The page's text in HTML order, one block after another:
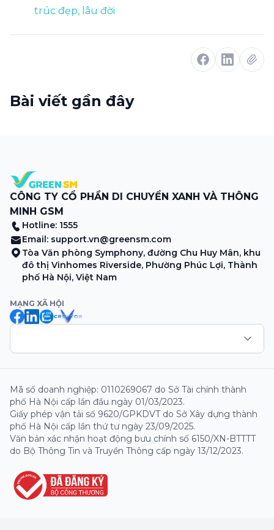
trúc đẹp, lâu đời
Bài viết gần đây
CÔNG TY CỔ PHẦN DI CHUYỂN XANH VÀ THÔNG
MINH GSM
Hotline: 1555
Email: support.vn@greensm.com
Tòa Văn phòng Symphony, đường Chu Huy Mân, khu
đô thị Vinhomes Riverside, Phường Phúc Lợi, Thành
phố Hà Nội, Việt Nam
MẠNG XÃ HỘI
Mã số doanh nghiệp: 0110269067 do Sở Tài chính thành
phố Hà Nội cấp lần đầu ngày 01/03/2023.
Giấy phép vận tải số 9620/GPKDVT do Sở Xây dựng thành
phố Hà Nội cấp lần thứ tư ngày 23/09/2025.
Văn bản xác nhận hoạt động bưu chính số 6150/XN-BTTTT
do Bộ Thông Tin và Truyền Thông cấp ngày 13/12/2023.